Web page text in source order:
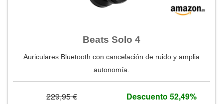
Beats Solo 4
Auriculares Bluetooth con cancelación de ruido y amplia
autonomía.
229,95 € Descuento 52,49%